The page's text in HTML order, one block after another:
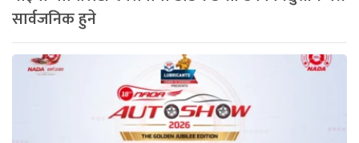
सार्वजनिक हुने